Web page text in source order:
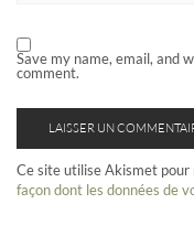
Save my name, email, and
comment.
Ce site utilise Akismet pour
façon dont les données de